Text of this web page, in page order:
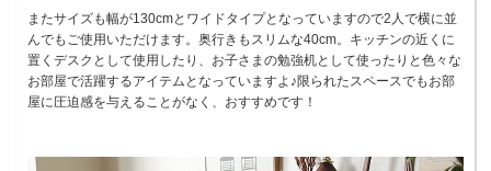
またサイズも幅が130cmとワイドタイプとなっていますので2人で横に並
んでもご使用いただけます。奥行きもスリムな40cm。キッチンの近くに
置くデスクとして使用したり、お子さまの勉強机として使ったりと色々な
お部屋で活躍するアイテムとなっていますよ♪限られたスペースでもお部
屋に圧迫感を与えることがなく、おすすめです！